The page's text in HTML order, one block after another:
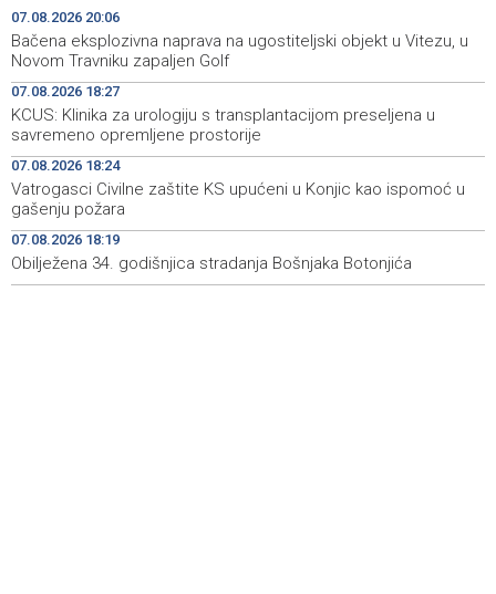
19:44 Faris Dževahirić novi nogometaš Veleža
19:21 Announcement of events for Saturday, 8 August 2026
19:10
Rudari Milanovića ubijedili da ode kući, Memčić se već
ponovo vratio u jamu 'Raspotočje'
19:03
Sarajevo Film Festival presents Kinoscope and
Kinoscope Surreal programs
19:00 Najave događaja za 8. 8. 2026. godine (subota)
07.08.2026 20:06
Bačena eksplozivna naprava na ugostiteljski objekt u Vitezu, u
Novom Travniku zapaljen Golf
07.08.2026 18:27
KCUS: Klinika za urologiju s transplantacijom preseljena u
savremeno opremljene prostorije
07.08.2026 18:24
Vatrogasci Civilne zaštite KS upućeni u Konjic kao ispomoć u
gašenju požara
07.08.2026 18:19
Obilježena 34. godišnjica stradanja Bošnjaka Botonjića